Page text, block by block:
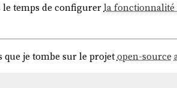
le temps de configurerla fonctionnalité
que je tombe sur le projetopen-source